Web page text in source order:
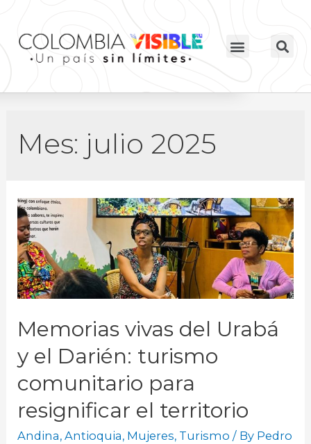
Mes: julio 2025
Memorias vivas del Urabá
y el Darién: turismo
comunitario para
resignificar el territorio
Andina,Antioquia, Mujeres, Turismo / By Pedro